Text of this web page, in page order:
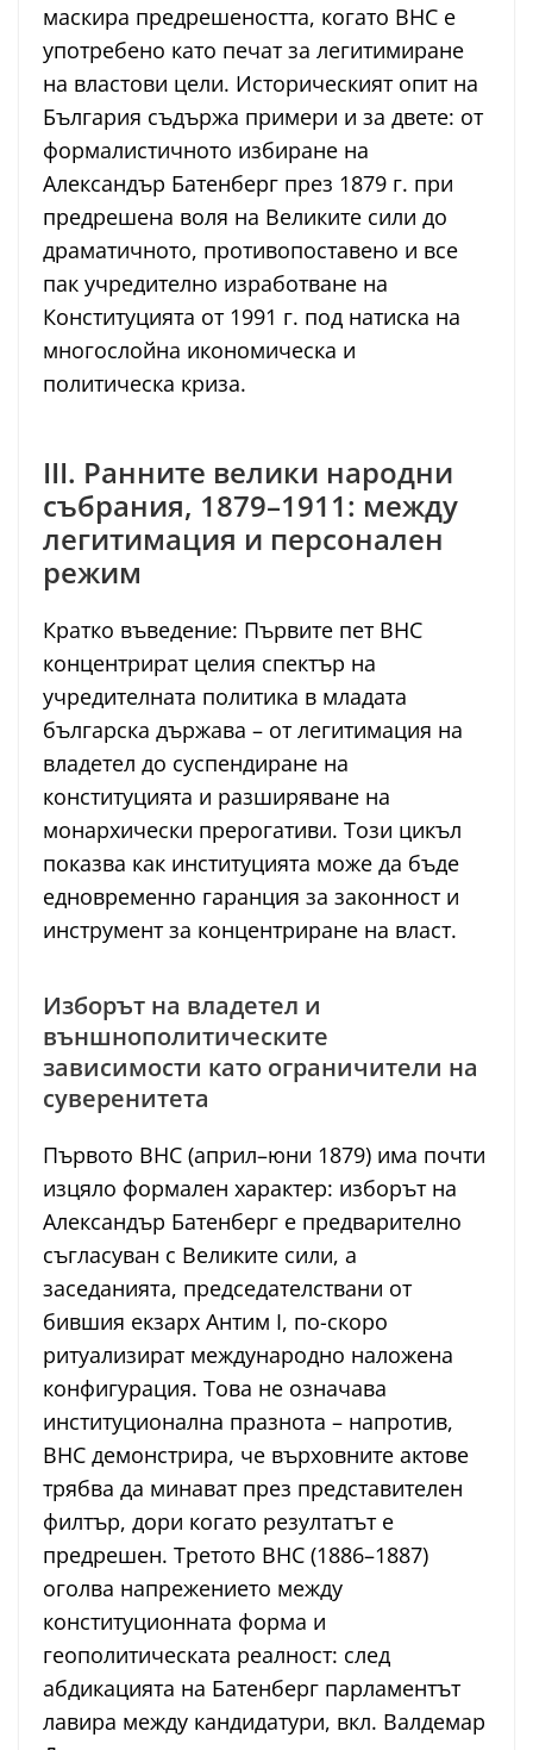
маскира предрешеността, когато ВНС е
употребено като печат за легитимиране
на властови цели. Историческият опит на
България съдържа примери и за двете: от
формалистичното избиране на
Александър Батенберг през 1879 г. при
предрешена воля на Великите сили до
драматичното, противопоставено и все
пак учредително изработване на
Конституцията от 1991 г. под натиска на
многослойна икономическа и
политическа криза.
III. Ранните велики народни
събрания, 1879–1911: между
легитимация и персонален
режим
Кратко въведение: Първите пет ВНС
концентрират целия спектър на
учредителната политика в младата
българска държава – от легитимация на
владетел до суспендиране на
конституцията и разширяване на
монархически прерогативи. Този цикъл
показва как институцията може да бъде
едновременно гаранция за законност и
инструмент за концентриране на власт.
Изборът на владетел и
външнополитическите
зависимости като ограничители на
суверенитета
Първото ВНС (април–юни 1879) има почти
изцяло формален характер: изборът на
Александър Батенберг е предварително
съгласуван с Великите сили, а
заседанията, председателствани от
бившия екзарх Антим I, по-скоро
ритуализират международно наложена
конфигурация. Това не означава
институционална празнота – напротив,
ВНС демонстрира, че върховните актове
трябва да минават през представителен
филтър, дори когато резултатът е
предрешен. Третото ВНС (1886–1887)
оголва напрежението между
конституционната форма и
геополитическата реалност: след
абдикацията на Батенберг парламентът
лавира между кандидатури, вкл. Валдемар